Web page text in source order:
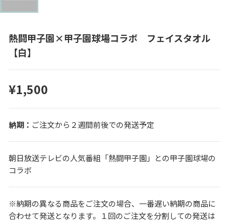
熱闘甲子園×甲子園球場コラボ フェイスタオル
【白】
¥1,500
ご注文から２週間前後での発送予定
朝日放送テレビの人気番組「熱闘甲子園」との甲子園球場の
コラボ
※納期の異なる商品をご注文の場合、一番遅い納期の商品に
合わせて発送となります。１回のご注文を分割しての発送は